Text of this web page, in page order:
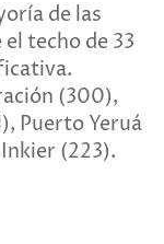
de las
techo de 33
(300),
Puerto Yeruá
(223).